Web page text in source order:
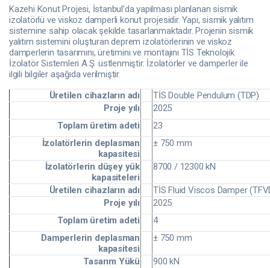
Kazehi Konut Projesi, İstanbul’da yapılması planlanan sismik
izolatörlü ve viskoz damperli konut projesidir. Yapı, sismik yalıtım
sistemine sahip olacak şekilde tasarlanmaktadır. Projenin sismik
yalıtım sistemini oluşturan deprem izolatörlerinin ve viskoz
damperlerin tasarımını, üretimini ve montajını TİS Teknolojik
İzolatör Sistemleri A.Ş. üstlenmiştir. İzolatörler ve damperler ile
ilgili bilgiler aşağıda verilmiştir.
Üretilen cihazların adı
TİS Double Pendulum (TDP)
Proje yılı
2025
Toplam üretim adeti
23
İzolatörlerin deplasman
kapasitesi
± 750 mm
İzolatörlerin düşey yük
kapasiteleri
8700 / 12300 kN
Üretilen cihazların adı
TİS Fluid Viscos Damper
Proje yılı
2025
Toplam üretim adeti
4
Damperlerin deplasman
kapasitesi
± 750 mm
Tasarım Yükü 900 kN